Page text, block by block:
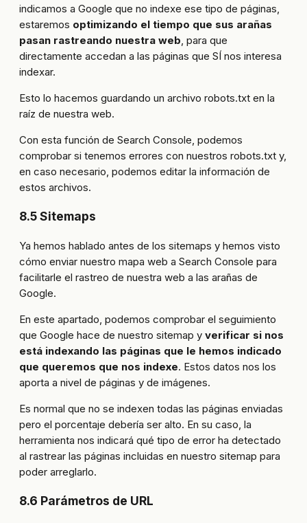
indicamos a Google que no indexe ese tipo de páginas,
estaremos optimizando el tiempo que sus arañas
pasan rastreando nuestra web, para que
directamente accedan a las páginas que SÍ nos interesa
indexar.
Esto lo hacemos guardando un archivo robots.txt en la
raíz de nuestra web.
Con esta función de Search Console, podemos
comprobar si tenemos errores con nuestros robots.txt y,
en caso necesario, podemos editar la información de
estos archivos.
8.5 Sitemaps
Ya hemos hablado antes de los sitemaps y hemos visto
cómo enviar nuestro mapa web a Search Console para
facilitarle el rastreo de nuestra web a las arañas de
Google.
En este apartado, podemos comprobar el seguimiento
que Google hace de nuestro sitemap y verificar si nos
está indexando las páginas que le hemos indicado
que queremos que nos indexe. Estos datos nos los
aporta a nivel de páginas y de imágenes.
Es normal que no se indexen todas las páginas enviadas
pero el porcentaje debería ser alto. En su caso, la
herramienta nos indicará qué tipo de error ha detectado
al rastrear las páginas incluidas en nuestro sitemap para
poder arreglarlo.
8.6 Parámetros de URL